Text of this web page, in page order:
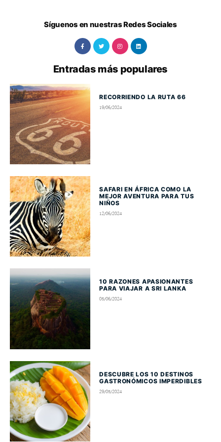
Síguenos en nuestras Redes Sociales
Entradas más populares
RECORRIENDO LA RUTA 66
19/06/2024
SAFARI EN ÁFRICA COMO LA
MEJOR AVENTURA PARA TUS
NIÑOS
12/06/2024
10 RAZONES APASIONANTES
PARA VIAJAR A SRI LANKA
05/06/2024
DESCUBRE LOS 10 DESTINOS
GASTRONÓMICOS IMPERDIBLES
29/05/2024